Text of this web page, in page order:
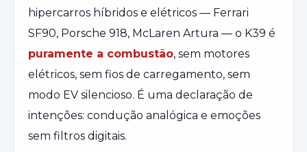
hipercarros híbridos e elétricos — Ferrari
SF90, Porsche 918, McLaren Artura — o K39 é
puramente a combustão, sem motores
elétricos, sem fios de carregamento, sem
modo EV silencioso. É uma declaração de
intenções: condução analógica e emoções
sem filtros digitais.